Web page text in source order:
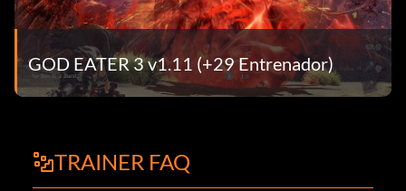
GOD EATER 3 v1.11 (+29 Entrenador)
TRAINER FAQ